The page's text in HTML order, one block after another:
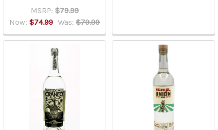
MSRP: $79.99
Now: $74.99 Was: $79.99